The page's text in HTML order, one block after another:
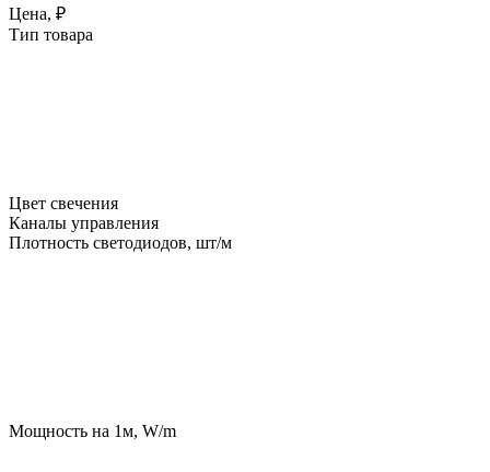
Цена, ₽
Тип товара
Цвет свечения
Каналы управления
Плотность светодиодов, шт/м
Мощность на 1м, W/m